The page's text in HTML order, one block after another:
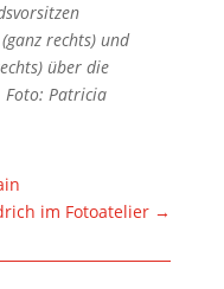
rechts) und
über die
Foto: Patricia
im Fotoatelier →